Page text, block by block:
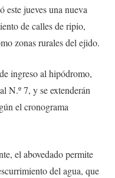
este jueves una nueva
de calles de ripio,
zonas rurales del ejido.
ingreso al hipódromo,
N.º 7, y se extenderán
el cronograma
el abovedado permite
del agua, que